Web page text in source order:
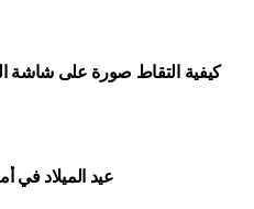
كيفية التقاط صورة على شاشة
عيد الميلاد في